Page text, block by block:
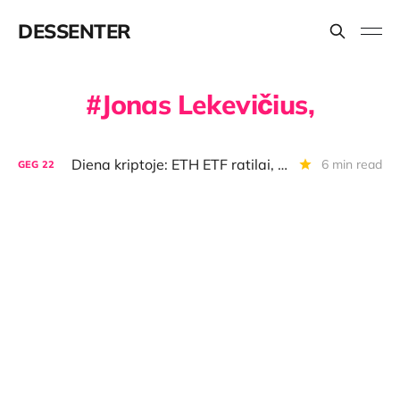
DESSENTER
Jonas Lekevičius,
GEG 22 Diena kriptoje: ETH ETF ratilai, lietuviško projekto kryžkelė, BTC picos ir prognozės 6 min read